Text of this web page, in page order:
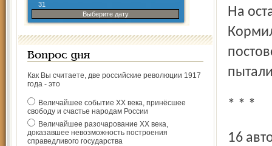
31
Выберите дату
Вопрос дня
Как Вы считаете, две российские революции 1917
года - это
Величайшее событие ХХ века, принёсшее
свободу и счастье народам России
Величайшее разочарование ХХ века,
доказавшее невозможность построения
справедливого государства
На остановке общественного транспорта «дер.
* * *
16 автошин украдено со склада ООО «Северснаб» в